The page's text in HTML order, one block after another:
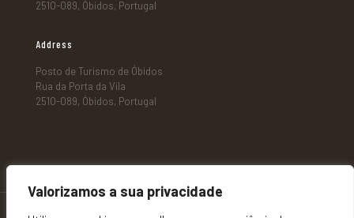
Valorizamos a sua privacidade
2510-089, Óbidos, Portugal
Address
Posto de Turismo de Óbidos
Rua da Porta da Vila
2510-089, Óbidos, Portugal